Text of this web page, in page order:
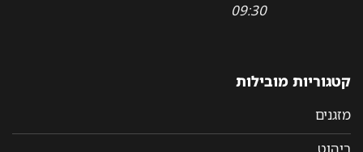
09:30
קטגוריות מובילות
מזגנים